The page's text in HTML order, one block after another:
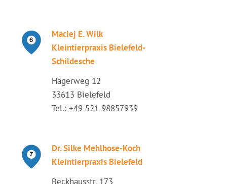
Maciej E. Wilk
Kleintierpraxis Bielefeld-
Schildesche
Hägerweg 12
33613 Bielefeld
Tel.: +49 521 98857939
Dr. Silke Mehlhose-Koch
Kleintierpraxis Bielefeld
Beckhausstr. 173